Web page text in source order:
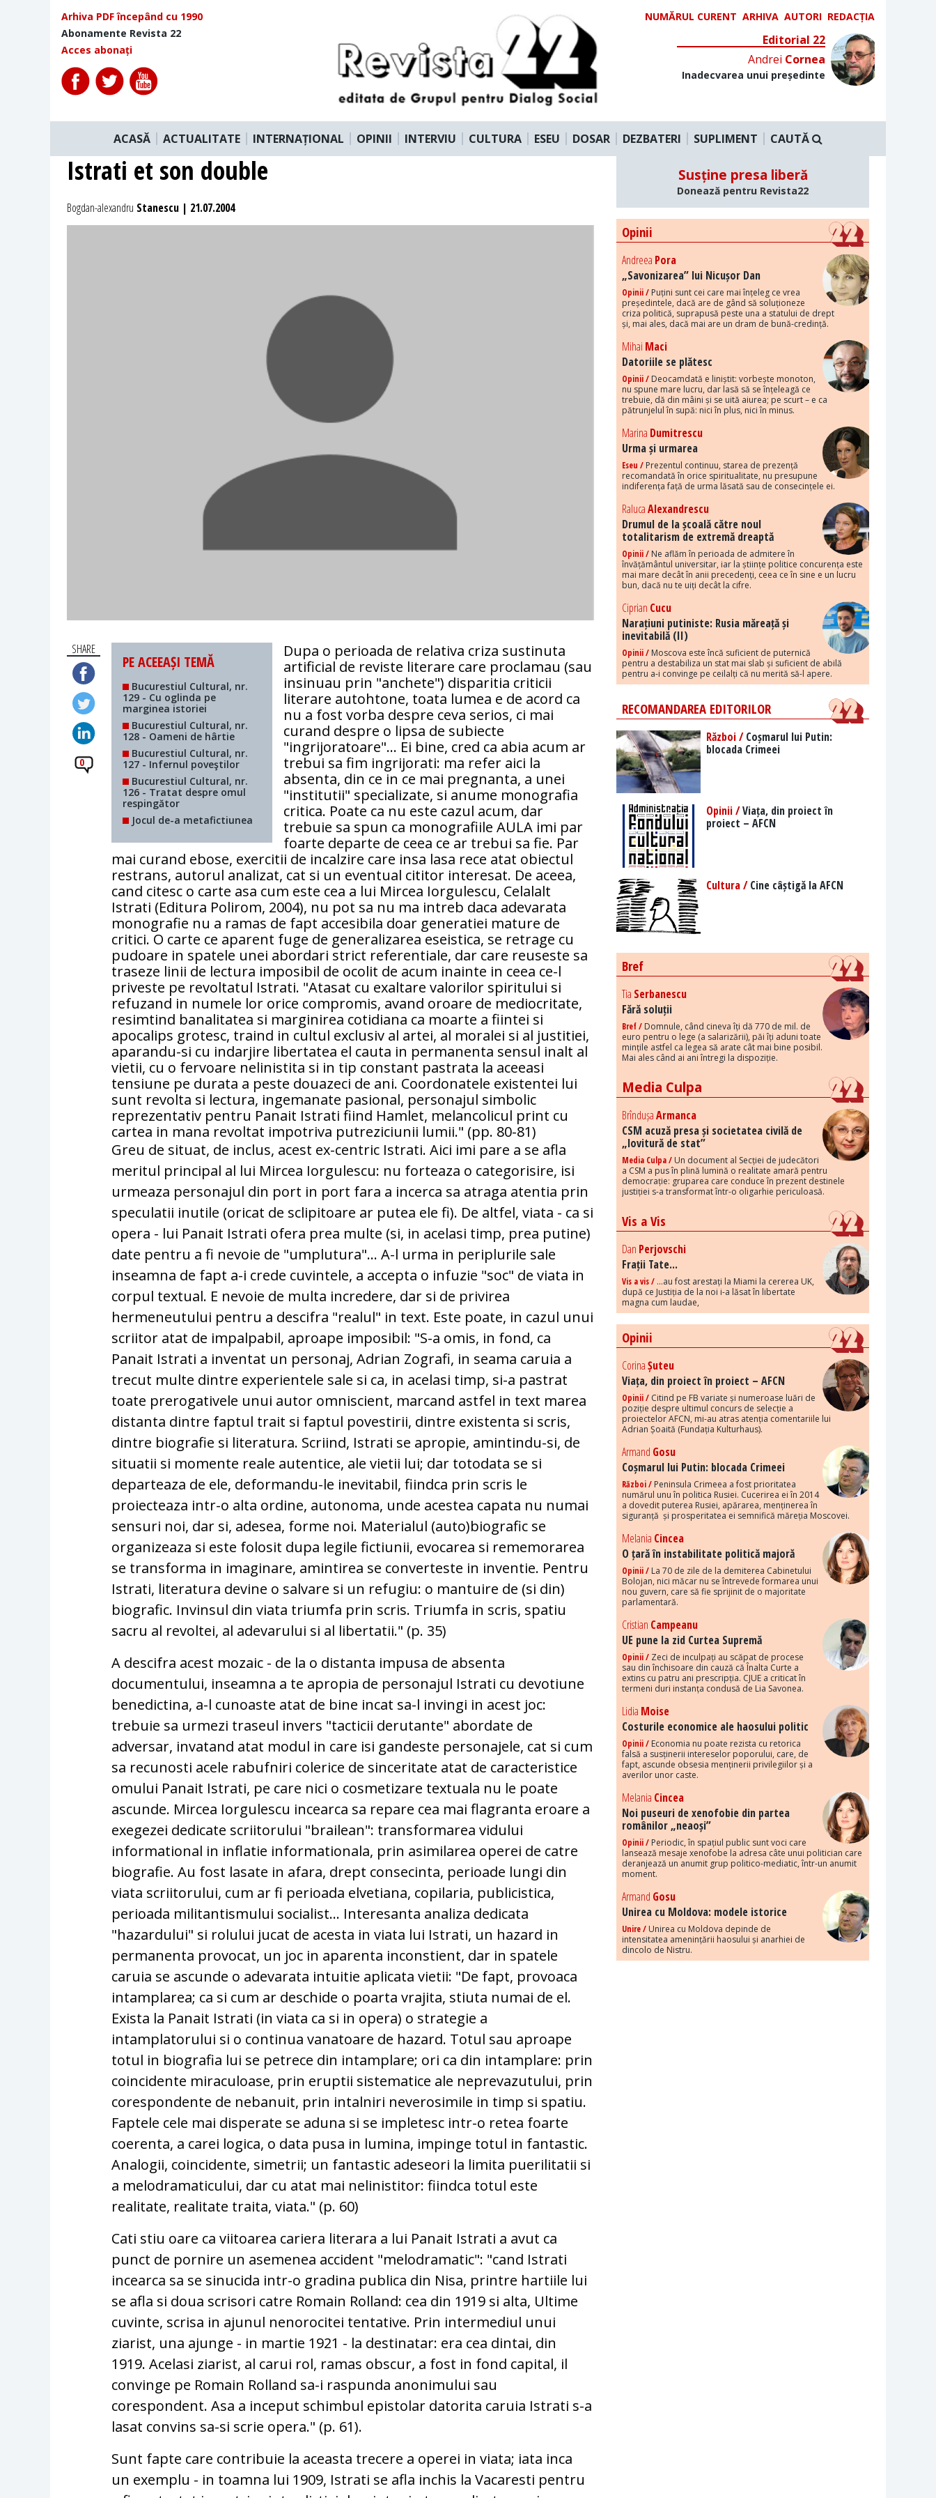
Arhiva PDF începând cu 1990
Abonamente Revista 22
Acces abonați
NUMĂRUL CURENT ARHIVA AUTORI REDACȚIA
Editorial 22
Andrei Cornea
Inadecvarea unui președinte
ACASĂ ACTUALITATE INTERNAȚIONAL OPINII INTERVIU CULTURA ESEU DOSAR DEZBATERI SUPLIMENT CAUTĂ
Istrati et son double
Bogdan-alexandru Stanescu | 21.07.2004
SHARE
0
PE ACEEAȘI TEMĂ
Bucurestiul Cultural, nr.
129 - Cu oglinda pe
marginea istoriei
Bucurestiul Cultural, nr.
128 - Oameni de hârtie
Bucurestiul Cultural, nr.
127 - Infernul poveştilor
Bucurestiul Cultural, nr.
126 - Tratat despre omul
respingător
Jocul de-a metafictiunea
Dupa o perioada de relativa criza sustinuta
artificial de reviste literare care proclamau (sau
insinuau prin "anchete") disparitia criticii
literare autohtone, toata lumea e de acord ca
nu a fost vorba despre ceva serios, ci mai
curand despre o lipsa de subiecte
"ingrijoratoare"... Ei bine, cred ca abia acum ar
trebui sa fim ingrijorati: ma refer aici la
absenta, din ce in ce mai pregnanta, a unei
"institutii" specializate, si anume monografia
critica. Poate ca nu este cazul acum, dar
trebuie sa spun ca monografiile AULA imi par
foarte departe de ceea ce ar trebui sa fie. Par
mai curand ebose, exercitii de incalzire care insa lasa rece atat obiectul
restrans, autorul analizat, cat si un eventual cititor interesat. De aceea,
cand citesc o carte asa cum este cea a lui Mircea Iorgulescu, Celalalt
Istrati (Editura Polirom, 2004), nu pot sa nu ma intreb daca adevarata
monografie nu a ramas de fapt accesibila doar generatiei mature de
critici. O carte ce aparent fuge de generalizarea eseistica, se retrage cu
pudoare in spatele unei abordari strict referentiale, dar care reuseste sa
traseze linii de lectura imposibil de ocolit de acum inainte in ceea ce-l
priveste pe revoltatul Istrati. "Atasat cu exaltare valorilor spiritului si
refuzand in numele lor orice compromis, avand oroare de mediocritate,
resimtind banalitatea si marginirea cotidiana ca moarte a fiintei si
apocalips grotesc, traind in cultul exclusiv al artei, al moralei si al justitiei,
aparandu-si cu indarjire libertatea el cauta in permanenta sensul inalt al
vietii, cu o fervoare nelinistita si in tip constant pastrata la aceeasi
tensiune pe durata a peste douazeci de ani. Coordonatele existentei lui
sunt revolta si lectura, ingemanate pasional, personajul simbolic
reprezentativ pentru Panait Istrati fiind Hamlet, melancolicul print cu
cartea in mana revoltat impotriva putreziciunii lumii." (pp. 80-81)
Greu de situat, de inclus, acest ex-centric Istrati. Aici imi pare a se afla
meritul principal al lui Mircea Iorgulescu: nu forteaza o categorisire, isi
urmeaza personajul din port in port fara a incerca sa atraga atentia prin
speculatii inutile (oricat de sclipitoare ar putea ele fi). De altfel, viata - ca si
opera - lui Panait Istrati ofera prea multe (si, in acelasi timp, prea putine)
date pentru a fi nevoie de "umplutura"... A-l urma in periplurile sale
inseamna de fapt a-i crede cuvintele, a accepta o infuzie "soc" de viata in
corpul textual. E nevoie de multa incredere, dar si de privirea
hermeneutului pentru a descifra "realul" in text. Este poate, in cazul unui
scriitor atat de impalpabil, aproape imposibil: "S-a omis, in fond, ca
Panait Istrati a inventat un personaj, Adrian Zografi, in seama caruia a
trecut multe dintre experientele sale si ca, in acelasi timp, si-a pastrat
toate prerogativele unui autor omniscient, marcand astfel in text marea
distanta dintre faptul trait si faptul povestirii, dintre existenta si scris,
dintre biografie si literatura. Scriind, Istrati se apropie, amintindu-si, de
situatii si momente reale autentice, ale vietii lui; dar totodata se si
departeaza de ele, deformandu-le inevitabil, fiindca prin scris le
proiecteaza intr-o alta ordine, autonoma, unde acestea capata nu numai
sensuri noi, dar si, adesea, forme noi. Materialul (auto)biografic se
organizeaza si este folosit dupa legile fictiunii, evocarea si rememorarea
se transforma in imaginare, amintirea se converteste in inventie. Pentru
Istrati, literatura devine o salvare si un refugiu: o mantuire de (si din)
biografic. Invinsul din viata triumfa prin scris. Triumfa in scris, spatiu
sacru al revoltei, al adevarului si al libertatii." (p. 35)
A descifra acest mozaic - de la o distanta impusa de absenta
documentului, inseamna a te apropia de personajul Istrati cu devotiune
benedictina, a-l cunoaste atat de bine incat sa-l invingi in acest joc:
trebuie sa urmezi traseul invers "tacticii derutante" abordate de
adversar, invatand atat modul in care isi gandeste personajele, cat si cum
sa recunosti acele rabufniri colerice de sinceritate atat de caracteristice
omului Panait Istrati, pe care nici o cosmetizare textuala nu le poate
ascunde. Mircea Iorgulescu incearca sa repare cea mai flagranta eroare a
exegezei dedicate scriitorului "brailean": transformarea vidului
informational in inflatie informationala, prin asimilarea operei de catre
biografie. Au fost lasate in afara, drept consecinta, perioade lungi din
viata scriitorului, cum ar fi perioada elvetiana, copilaria, publicistica,
perioada militantismului socialist... Interesanta analiza dedicata
"hazardului" si rolului jucat de acesta in viata lui Istrati, un hazard in
permanenta provocat, un joc in aparenta inconstient, dar in spatele
caruia se ascunde o adevarata intuitie aplicata vietii: "De fapt, provoaca
intamplarea; ca si cum ar deschide o poarta vrajita, stiuta numai de el.
Exista la Panait Istrati (in viata ca si in opera) o strategie a
intamplatorului si o continua vanatoare de hazard. Totul sau aproape
totul in biografia lui se petrece din intamplare; ori ca din intamplare: prin
coincidente miraculoase, prin eruptii sistematice ale neprevazutului, prin
corespondente de nebanuit, prin intalniri neverosimile in timp si spatiu.
Faptele cele mai disperate se aduna si se impletesc intr-o retea foarte
coerenta, a carei logica, o data pusa in lumina, impinge totul in fantastic.
Analogii, coincidente, simetrii; un fantastic adeseori la limita puerilitatii si
a melodramaticului, dar cu atat mai nelinistitor: fiindca totul este
realitate, realitate traita, viata." (p. 60)
Cati stiu oare ca viitoarea cariera literara a lui Panait Istrati a avut ca
punct de pornire un asemenea accident "melodramatic": "cand Istrati
incearca sa se sinucida intr-o gradina publica din Nisa, printre hartiile lui
se afla si doua scrisori catre Romain Rolland: cea din 1919 si alta, Ultime
cuvinte, scrisa in ajunul nenorocitei tentative. Prin intermediul unui
ziarist, una ajunge - in martie 1921 - la destinatar: era cea dintai, din
1919. Acelasi ziarist, al carui rol, ramas obscur, a fost in fond capital, il
convinge pe Romain Rolland sa-i raspunda anonimului sau
corespondent. Asa a inceput schimbul epistolar datorita caruia Istrati s-a
lasat convins sa-si scrie opera." (p. 61).
Sunt fapte care contribuie la aceasta trecere a operei in viata; iata inca
un exemplu - in toamna lui 1909, Istrati se afla inchis la Vacaresti pentru
Susține presa liberă
Donează pentru Revista22
Opinii
Andreea Pora
„Savonizarea” lui Nicușor Dan
Opinii / Puțini sunt cei care mai înțeleg ce vrea
președintele, dacă are de gând să soluționeze
criza politică, suprapusă peste una a statului de drept
și, mai ales, dacă mai are un dram de bună-credință.
Mihai Maci
Datoriile se plătesc
Opinii / Deocamdată e liniștit: vorbește monoton,
nu spune mare lucru, dar lasă să se înțeleagă ce
trebuie, dă din mâini și se uită aiurea; pe scurt – e ca
pătrunjelul în supă: nici în plus, nici în minus.
Marina Dumitrescu
Urma și urmarea
Eseu / Prezentul continuu, starea de prezență
recomandată în orice spiritualitate, nu presupune
indiferența față de urma lăsată sau de consecințele ei.
RalucaAlexandrescu
Drumul de la școală către noul
totalitarism de extremă dreaptă
Opinii / Ne aflăm în perioada de admitere în
învățământul universitar, iar la științe politice concurența este
mai mare decât în anii precedenți, ceea ce în sine e un lucru
bun, dacă nu te uiți decât la cifre.
Ciprian Cucu
Narațiuni putiniste: Rusia măreață și
inevitabilă (II)
Opinii / Moscova este încă suficient de puternică
pentru a destabiliza un stat mai slab și suficient de abilă
pentru a-i convinge pe ceilalți că nu merită să-l apere.
RECOMANDAREA EDITORILOR
Război /Coșmarul lui Putin:
blocada Crimeei
Opinii /Viața, din proiect în
proiect – AFCN
Cultura /Cine câștigă la AFCN
Bref
Tia Serbanescu
Fără soluții
Bref / Domnule, când cineva îți dă 770 de mil. de
euro pentru o lege (a salarizării), păi îți aduni toate
mințile astfel ca legea să arate cât mai bine posibil.
Mai ales când ai ani întregi la dispoziție.
Media Culpa
BrîndușaArmanca
CSM acuză presa și societatea civilă de
„lovitură de stat”
Media Culpa / Un document al Secției de judecători
a CSM a pus în plină lumină o realitate amară pentru
democrație: gruparea care conduce în prezent destinele
justiției s-a transformat într-o oligarhie periculoasă.
Vis a Vis
Dan Perjovschi
Frații Tate...
Vis a vis / ...au fost arestați la Miami la cererea UK,
după ce Justiția de la noi i-a lăsat în libertate
magna cum laudae,
Opinii
CorinaȘuteu
Viața, din proiect în proiect – AFCN
Opinii / Citind pe FB variate și numeroase luări de
poziție despre ultimul concurs de selecție a
proiectelor AFCN, mi-au atras atenția comentariile lui
Adrian Șoaită (Fundația Kulturhaus).
Armand Gosu
Coșmarul lui Putin: blocada Crimeei
Război / Peninsula Crimeea a fost prioritatea
numărul unu în politica Rusiei. Cucerirea ei în 2014
a dovedit puterea Rusiei, apărarea, menținerea în
siguranță și prosperitatea ei semnifică măreția Moscovei.
Melania Cincea
O țară în instabilitate politică majoră
Opinii / La 70 de zile de la demiterea Cabinetului
Bolojan, nici măcar nu se întrevede formarea unui
nou guvern, care să fie sprijinit de o majoritate
parlamentară.
Cristian Campeanu
UE pune la zid Curtea Supremă
Opinii / Zeci de inculpați au scăpat de procese
sau din închisoare din cauză că Înalta Curte a
extins cu patru ani prescripția. CJUE a criticat în
termeni duri instanța condusă de Lia Savonea.
Lidia Moise
Costurile economice ale haosului politic
Opinii / Economia nu poate rezista cu retorica
falsă a susținerii intereselor poporului, care, de
fapt, ascunde obsesia menținerii privilegiilor și a
averilor unor caste.
Melania Cincea
Noi puseuri de xenofobie din partea
românilor „neaoși”
Opinii / Periodic, în spațiul public sunt voci care
lansează mesaje xenofobe la adresa câte unui politician care
deranjează un anumit grup politico-mediatic, într-un anumit
moment.
Armand Gosu
Unirea cu Moldova: modele istorice
Unire / Unirea cu Moldova depinde de
intensitatea amenințării haosului și anarhiei de
dincolo de Nistru.